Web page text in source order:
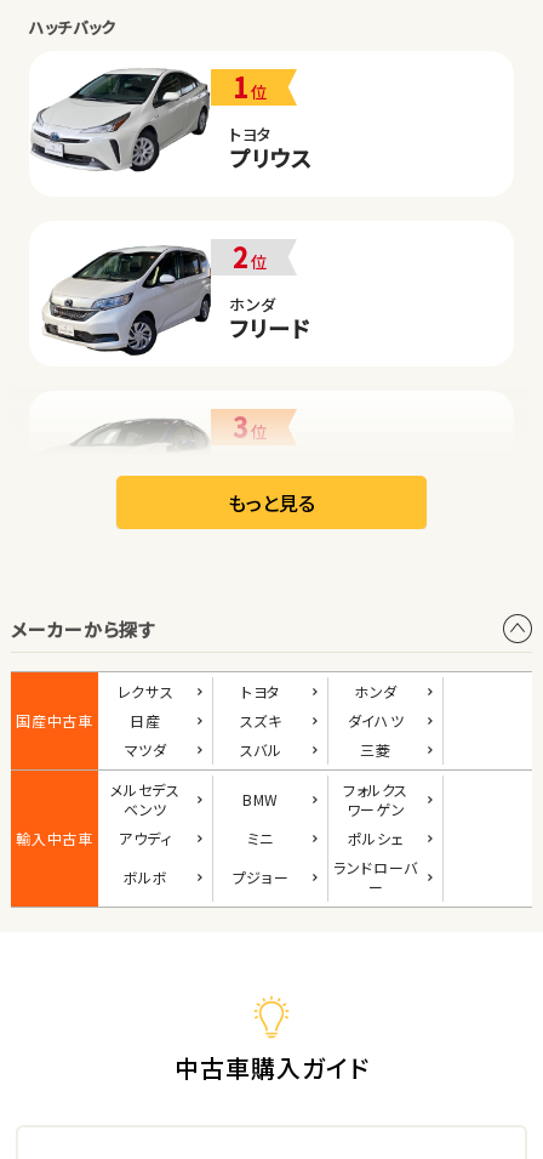
ハッチバック
1位
トヨタ
プリウス
2位
ホンダ
フリード
3位
日産
リーフ
1位
ダイハツ
コペン
2
ロードスター
ホンダ
S660
もっと見る
メーカーから探す
国産中古車
レクサス トヨタ
ホンダ
日産
スズキ
ダイハツ
マツダ
スバル 三菱
輸入中古車
メルセデス
ベンツ
BMW
フォルクス
ワーゲン
アウディ
ミニ
ポルシェ
ボルボ
プジョー ランドローバ
ー
中古車購入ガイド